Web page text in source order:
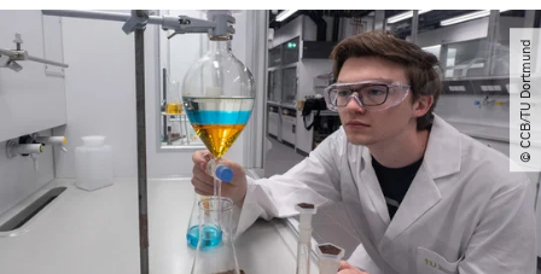
© CCB​/​TU Dortmund